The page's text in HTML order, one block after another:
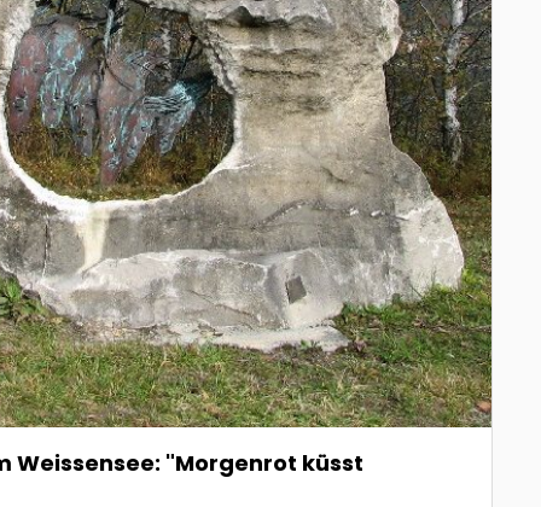
Weissensee: "Morgenrot küsst